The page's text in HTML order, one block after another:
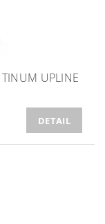
UPLINE
DETAIL